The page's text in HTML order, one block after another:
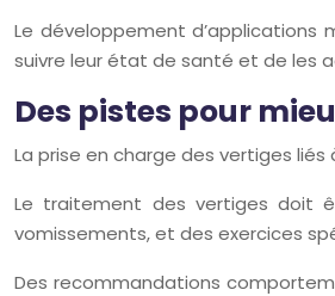
Le développement
suivre leur état de santé et de les
Des pistes pour
La prise en charge des vertiges
Le traitement des vertiges doit
vomissements, et des exercices
Des recommandations